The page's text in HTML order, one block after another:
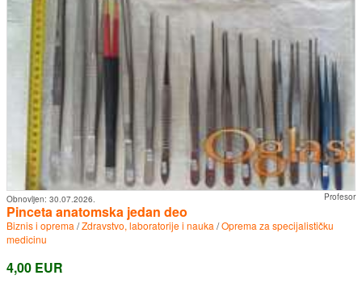
Profesor
Obnovljen: 30.07.2026.
Pinceta anatomska jedan deo
Biznis i oprema /Zdravstvo, laboratorije i nauka /Oprema za specijalističku
medicinu
4,00 EUR